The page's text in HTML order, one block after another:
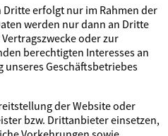
Dritte erfolgt nur im Rahmen der
werden nur dann an Dritte
oder zur
berechtigten Interesses an
Geschäftsbetriebes
der Website oder
bzw. Drittanbieter einsetzen,